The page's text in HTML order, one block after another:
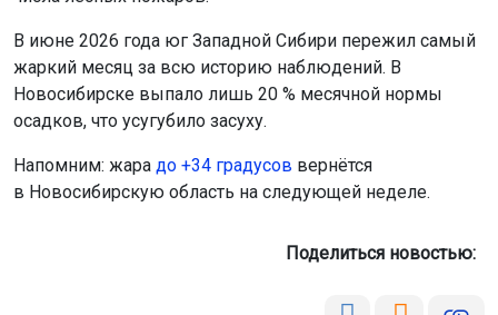
В июне 2026 года юг Западной Сибири пережил самый
жаркий месяц за всю историю наблюдений. В
Новосибирске выпало лишь 20 % месячной нормы
осадков, что усугубило засуху.
Напомним: жара до +34 градусов вернётся
в Новосибирскую область на следующей неделе.
Поделиться новостью: